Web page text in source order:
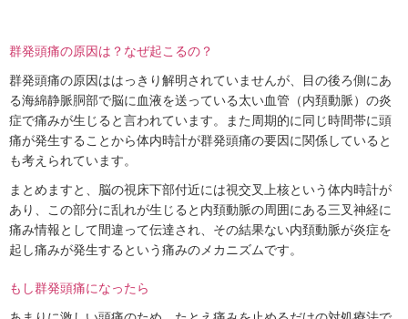
群発頭痛の原因は？なぜ起こるの？
群発頭痛の原因ははっきり解明されていませんが、目の後ろ側にあ
る海綿静脈胴部で脳に血液を送っている太い血管（内頚動脈）の炎
症で痛みが生じると言われています。また周期的に同じ時間帯に頭
痛が発生することから体内時計が群発頭痛の要因に関係していると
も考えられています。
まとめますと、脳の視床下部付近には視交叉上核という体内時計が
あり、この部分に乱れが生じると内頚動脈の周囲にある三叉神経に
痛み情報として間違って伝達され、その結果ない内頚動脈が炎症を
起し痛みが発生するという痛みのメカニズムです。
もし群発頭痛になったら